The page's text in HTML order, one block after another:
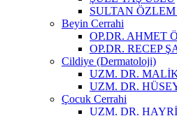
SULTAN
Beyin Cerrahi
OP.DR. AHMET
OP.DR. RECEP
Cildiye (Dermatoloji)
UZM. DR.
UZM. DR.
Çocuk Cerrahi
UZM. DR.